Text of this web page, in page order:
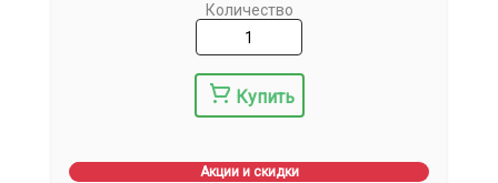
Количество
Купить
Акции и скидки